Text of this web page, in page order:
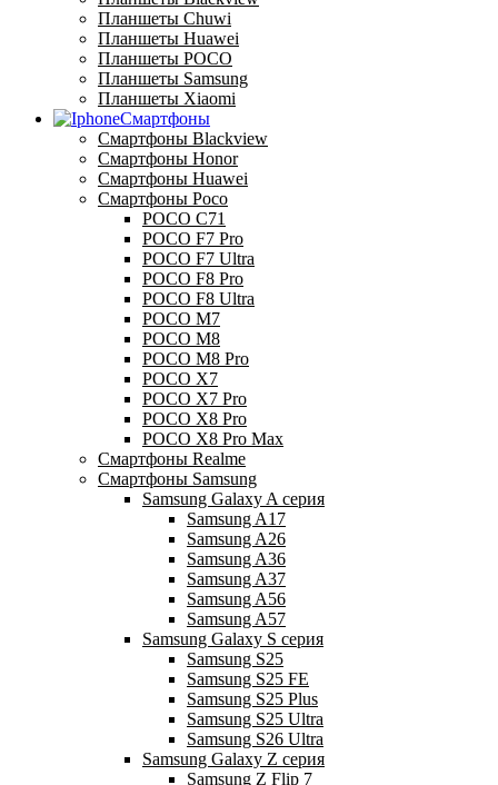
Планшеты Chuwi
Планшеты Huawei
Планшеты POCO
Планшеты Samsung
Планшеты Xiaomi
Смартфоны
Смартфоны Blackview
Смартфоны Honor
Смартфоны Huawei
Смартфоны Poco
POCO C71
POCO F7 Pro
POCO F7 Ultra
POCO F8 Pro
POCO F8 Ultra
POCO M7
POCO M8
POCO M8 Pro
POCO X7
POCO X7 Pro
POCO X8 Pro
POCO X8 Pro Max
Смартфоны Realme
Смартфоны Samsung
Samsung Galaxy A серия
Samsung A17
Samsung A26
Samsung A36
Samsung A37
Samsung A56
Samsung A57
Samsung Galaxy S серия
Samsung S25
Samsung S25 FE
Samsung S25 Plus
Samsung S25 Ultra
Samsung S26 Ultra
Samsung Galaxy Z серия
Samsung Z Flip 7